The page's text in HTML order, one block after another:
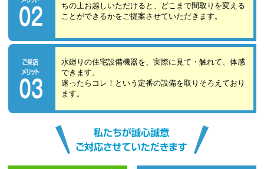
ちの上お越しいただけると、どこまで間取りを変える
ことができるかをご提案させていただきます。
水廻りの住宅設備機器を、実際に見て・触れて、体感
できます。
迷ったらコレ！という定番の設備を取りそろえており
ます。